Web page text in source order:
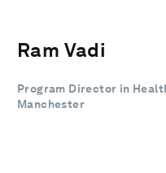
Ram Vadi
Program Director in
Manchester